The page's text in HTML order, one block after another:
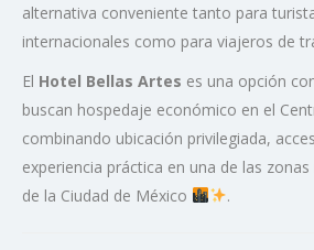
alternativa conveniente tanto para
internacionales como para viajeros de
El Hotel Bellas Artes es una opción
buscan hospedaje económico en el
combinando ubicación privilegiada,
experiencia práctica en una de las
de la Ciudad de México
.